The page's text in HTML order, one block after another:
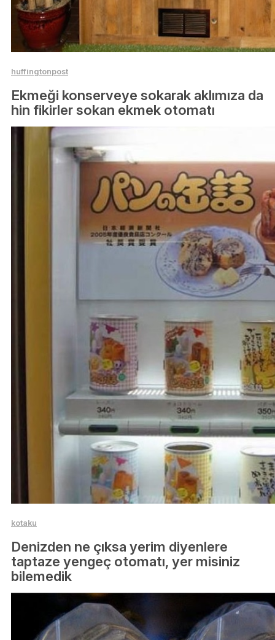
huffingtonpost
Ekmeği konserveye sokarak aklımıza da
hin fikirler sokan ekmek otomatı
kotaku
Denizden ne çıksa yerim diyenlere
taptaze yengeç otomatı, yer misiniz
bilemedik